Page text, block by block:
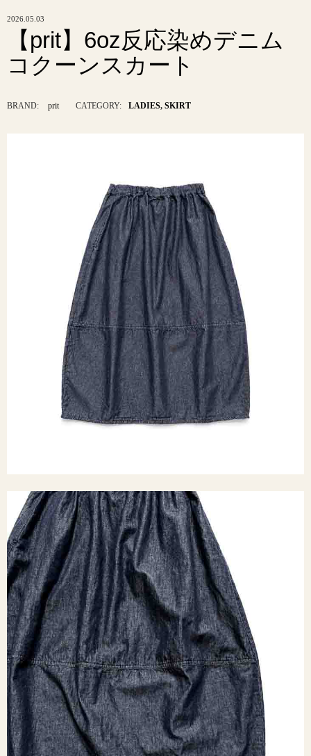
2026.05.03
【prit】6oz反応染めデニム
コクーンスカート
BRAND: prit CATEGORY: LADIES, SKIRT